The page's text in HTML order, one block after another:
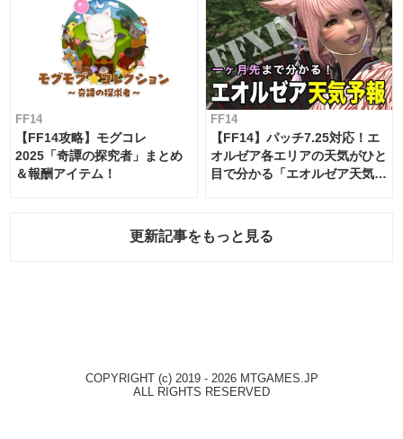
FF14
【FF14攻略】モグコレ
2025「奇譚の探究者」まとめ
＆報酬アイテム！
FF14
【FF14】パッチ7.25対応！エ
オルゼア各エリアの天気がひと
目で分かる「エオルゼア天気予
更新記事をもっと見る
COPYRIGHT (c) 2019 - 2026 MTGAMES.JP
ALL RIGHTS RESERVED